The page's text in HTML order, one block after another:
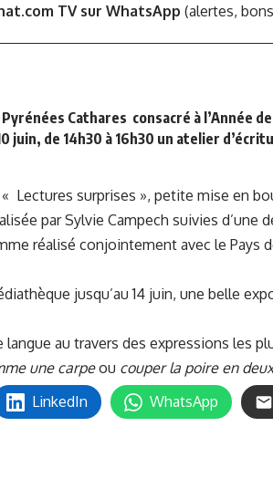
TV sur WhatsApp (alertes,
Cathares consacré à l’Année
juin, de 14h30 à 16h30 un atelier
Lectures surprises », petite mise en
par Sylvie Campech suivies d’une
réalisé conjointement avec le Pays
jusqu’au 14 juin, une belle
au travers des expressions les
une carpeou couper la poire en deux
LinkedIn WhatsApp